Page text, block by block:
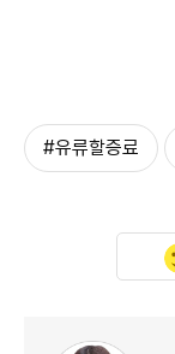
#유류할증료